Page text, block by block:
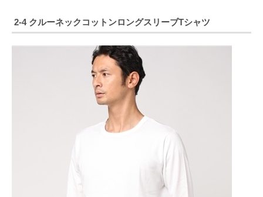
2-4 クルーネックコットンロングスリーブTシャツ